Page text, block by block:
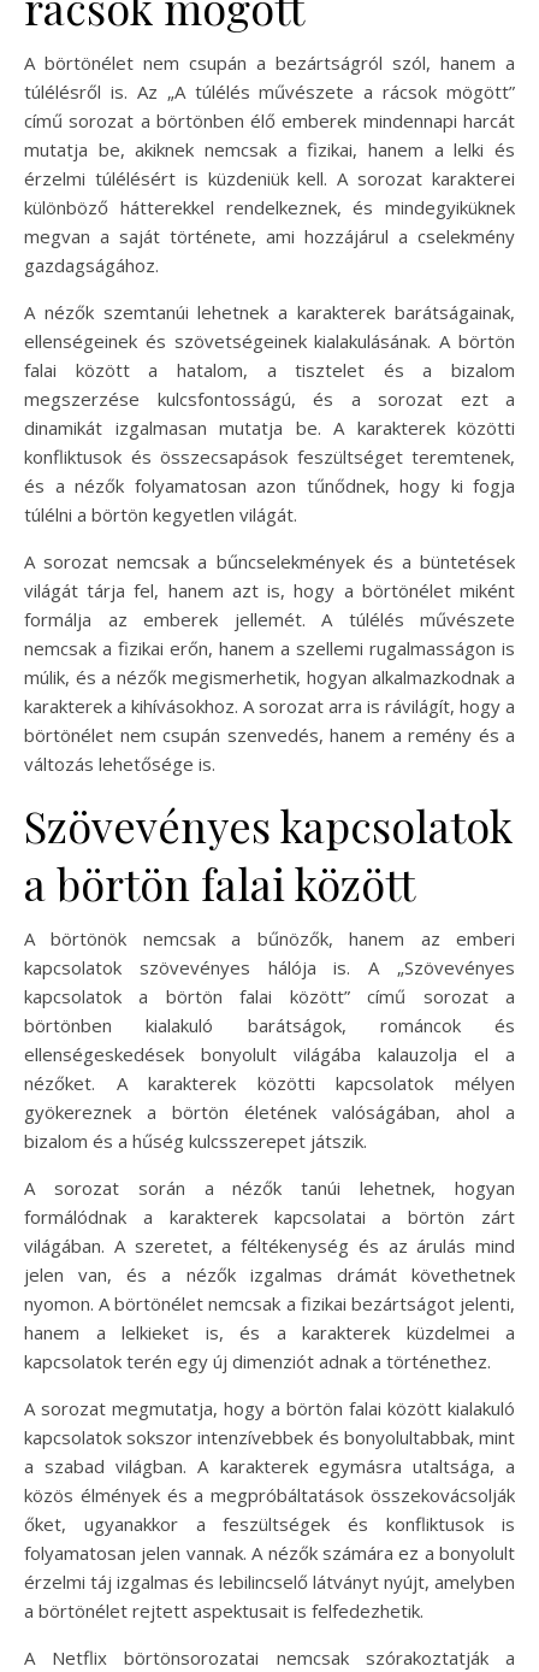
A börtönélet nem csupán a bezártságról szól, hanem a
túlélésről is. Az „A túlélés művészete a rácsok mögött”
című sorozat a börtönben élő emberek mindennapi harcát
mutatja be, akiknek nemcsak a fizikai, hanem a lelki és
érzelmi túlélésért is küzdeniük kell. A sorozat karakterei
különböző hátterekkel rendelkeznek, és mindegyiküknek
megvan a saját története, ami hozzájárul a cselekmény
gazdagságához.
A nézők szemtanúi lehetnek a karakterek barátságainak,
ellenségeinek és szövetségeinek kialakulásának. A börtön
falai között a hatalom, a tisztelet és a bizalom
megszerzése kulcsfontosságú, és a sorozat ezt a
dinamikát izgalmasan mutatja be. A karakterek közötti
konfliktusok és összecsapások feszültséget teremtenek,
és a nézők folyamatosan azon tűnődnek, hogy ki fogja
túlélni a börtön kegyetlen világát.
A sorozat nemcsak a bűncselekmények és a büntetések
világát tárja fel, hanem azt is, hogy a börtönélet miként
formálja az emberek jellemét. A túlélés művészete
nemcsak a fizikai erőn, hanem a szellemi rugalmasságon is
múlik, és a nézők megismerhetik, hogyan alkalmazkodnak a
karakterek a kihívásokhoz. A sorozat arra is rávilágít, hogy a
börtönélet nem csupán szenvedés, hanem a remény és a
változás lehetősége is.
Szövevényes kapcsolatok
a börtön falai között
A börtönök nemcsak a bűnözők, hanem az emberi
kapcsolatok szövevényes hálója is. A „Szövevényes
kapcsolatok a börtön falai között” című sorozat a
börtönben kialakuló barátságok, románcok és
ellenségeskedések bonyolult világába kalauzolja el a
nézőket. A karakterek közötti kapcsolatok mélyen
gyökereznek a börtön életének valóságában, ahol a
bizalom és a hűség kulcsszerepet játszik.
A sorozat során a nézők tanúi lehetnek, hogyan
formálódnak a karakterek kapcsolatai a börtön zárt
világában. A szeretet, a féltékenység és az árulás mind
jelen van, és a nézők izgalmas drámát követhetnek
nyomon. A börtönélet nemcsak a fizikai bezártságot jelenti,
hanem a lelkieket is, és a karakterek küzdelmei a
kapcsolatok terén egy új dimenziót adnak a történethez.
A sorozat megmutatja, hogy a börtön falai között kialakuló
kapcsolatok sokszor intenzívebbek és bonyolultabbak, mint
a szabad világban. A karakterek egymásra utaltsága, a
közös élmények és a megpróbáltatások összekovácsolják
őket, ugyanakkor a feszültségek és konfliktusok is
folyamatosan jelen vannak. A nézők számára ez a bonyolult
érzelmi táj izgalmas és lebilincselő látványt nyújt, amelyben
a börtönélet rejtett aspektusait is felfedezhetik.
A Netflix börtönsorozatai nemcsak szórakoztatják a